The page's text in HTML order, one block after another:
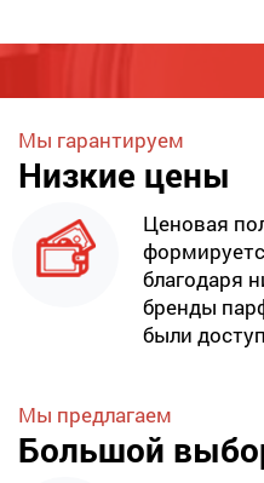
Мы гарантируем
Низкие цены
Ценовая
благодаря
бренды
были
Мы предлагаем
Большой